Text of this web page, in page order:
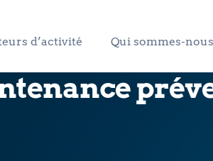
d’activité Qui sommes-